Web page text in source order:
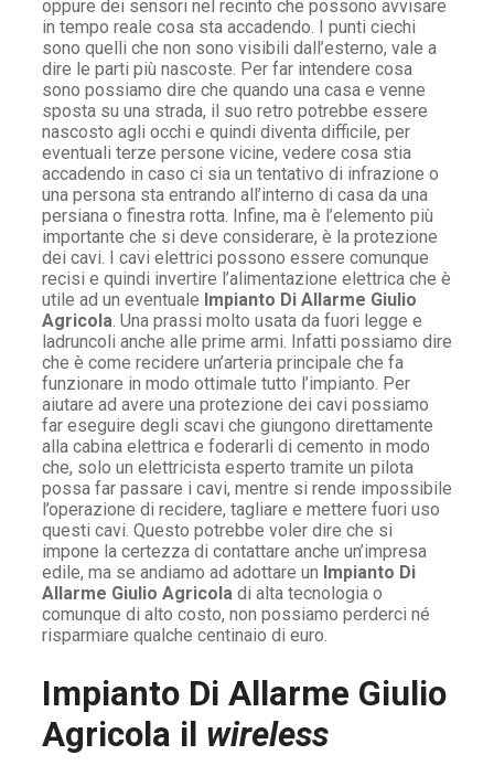
oppure dei sensori nel recinto che possono avvisare
in tempo reale cosa sta accadendo. I punti ciechi
sono quelli che non sono visibili dall’esterno, vale a
dire le parti più nascoste. Per far intendere cosa
sono possiamo dire che quando una casa e venne
sposta su una strada, il suo retro potrebbe essere
nascosto agli occhi e quindi diventa difficile, per
eventuali terze persone vicine, vedere cosa stia
accadendo in caso ci sia un tentativo di infrazione o
una persona sta entrando all’interno di casa da una
persiana o finestra rotta. Infine, ma è l’elemento più
importante che si deve considerare, è la protezione
dei cavi. I cavi elettrici possono essere comunque
recisi e quindi invertire l’alimentazione elettrica che è
utile ad un eventuale Impianto Di Allarme Giulio
Agricola . Una prassi molto usata da fuori legge e
ladruncoli anche alle prime armi. Infatti possiamo dire
che è come recidere un’arteria principale che fa
funzionare in modo ottimale tutto l’impianto. Per
aiutare ad avere una protezione dei cavi possiamo
far eseguire degli scavi che giungono direttamente
alla cabina elettrica e foderarli di cemento in modo
che, solo un elettricista esperto tramite un pilota
possa far passare i cavi, mentre si rende impossibile
l’operazione di recidere, tagliare e mettere fuori uso
questi cavi. Questo potrebbe voler dire che si
impone la certezza di contattare anche un’impresa
edile, ma se andiamo ad adottare un Impianto Di
Allarme Giulio Agricola di alta tecnologia o
comunque di alto costo, non possiamo perderci né
risparmiare qualche centinaio di euro.
Impianto Di Allarme Giulio
Agricola il wireless